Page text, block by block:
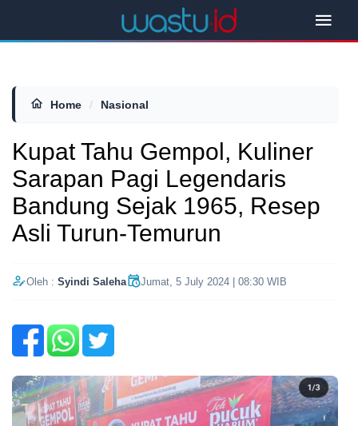
Home / Nasional
Kupat Tahu Gempol, Kuliner
Sarapan Pagi Legendaris
Bandung Sejak 1965, Resep
Asli Turun-Temurun
Oleh : Syindi Saleha Jumat, 5 July 2024 | 08:30 WIB